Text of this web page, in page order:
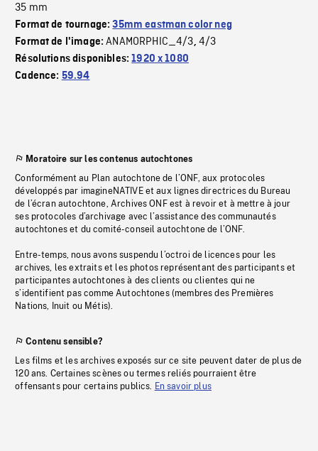
35 mm
Format de tournage:35mm eastman color neg
Format de l'image:ANAMORPHIC_4/3, 4/3
Résolutions disponibles:1920 x 1080
Cadence: 59.94
Moratoire sur les contenus autochtones
Conformément au Plan autochtone de l’ONF, aux protocoles
développés par imagineNATIVE et aux lignes directrices du Bureau
de l’écran autochtone, Archives ONF est à revoir et à mettre à jour
ses protocoles d’archivage avec l’assistance des communautés
autochtones et du comité-conseil autochtone de l’ONF.
Entre-temps, nous avons suspendu l’octroi de licences pour les
archives, les extraits et les photos représentant des participants et
participantes autochtones à des clients ou clientes qui ne
s’identifient pas comme Autochtones (membres des Premières
Nations, Inuit ou Métis).
Contenu sensible?
Les films et les archives exposés sur ce site peuvent dater de plus de
120 ans. Certaines scènes ou termes reliés pourraient être
offensants pour certains publics. En savoir plus